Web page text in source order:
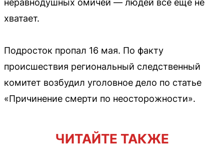
неравнодушных омичей — людей всё ещё не
хватает.
Подросток пропал 16 мая. По факту
происшествия региональный следственный
комитет возбудил уголовное дело по статье
«Причинение смерти по неосторожности».
ЧИТАЙТЕ ТАКЖЕ